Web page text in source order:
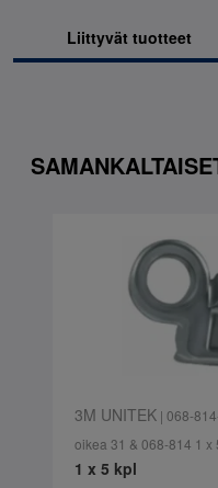
Liittyvät tuotteet
3M UNITEK| 068-
oikea 31 & 068-814 1 x
1 x 5 kpl